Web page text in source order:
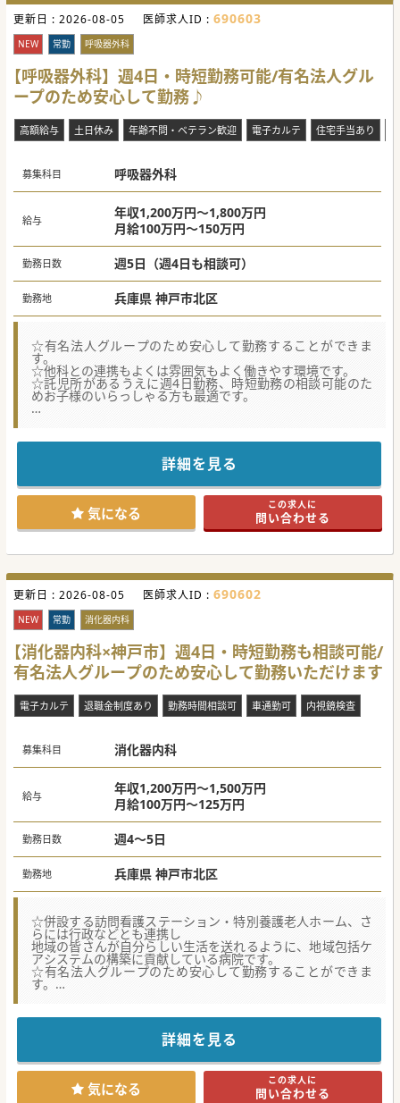
更新日 : 2026-08-05 医師求人ID : 690603
NEW 常勤 呼吸器外科
【呼吸器外科】週4日・時短勤務可能/有名法人グル
ープのため安心して勤務♪
高額給与 土日休み 年齢不問・ベテラン歓迎 電子カルテ 住宅手当あり
募集科目 呼吸器外科
給与
年収1,200万円～1,800万円
月給100万円～150万円
勤務日数 週5日（週4日も相談可）
勤務地 兵庫県 神戸市北区
☆有名法人グループのため安心して勤務することができま
す。
☆他科との連携もよくは雰囲気もよく働きやす環境です。
☆託児所があるうえに週4日勤務、時短勤務の相談可能のた
めお子様のいらっしゃる方も最適です。
他科との連携もよく様々な知識・経験を積むことが可能で
詳細を見る
気になる この求人に
問い合わせる
更新日 : 2026-08-05 医師求人ID : 690602
NEW 常勤 消化器内科
【消化器内科×神戸市】週4日・時短勤務も相談可能/
有名法人グループのため安心して勤務いただけます
電子カルテ 退職金制度あり 勤務時間相談可 車通勤可 内視鏡検査
募集科目 消化器内科
給与
年収1,200万円～1,500万円
月給100万円～125万円
勤務日数 週4～5日
勤務地 兵庫県 神戸市北区
☆併設する訪問看護ステーション・特別養護老人ホーム、さ
らには行政などとも連携し
地域の皆さんが自分らしい生活を送れるように、地域包括ケ
アシステムの構築に貢献している病院です。
☆有名法人グループのため安心して勤務することができま
す。
☆他科との連携が取りやすく、雰囲気もよく働きやす環境で
★☆コンサルタントからのメッセージ★☆
託児所があるうえに週4日勤務、時短勤務の相談可能のた
め、お子様のいらっしゃる先生にもオススメです。
少しでもご興味がございましたら、ぜひお問合せくださいま
詳細を見る
気になる この求人に
問い合わせる